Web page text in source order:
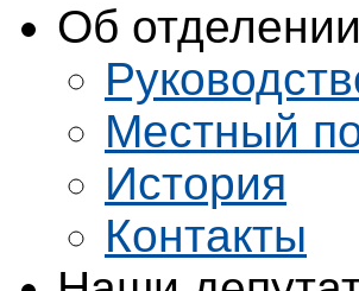
Об отделении
Местный
История
Контакты